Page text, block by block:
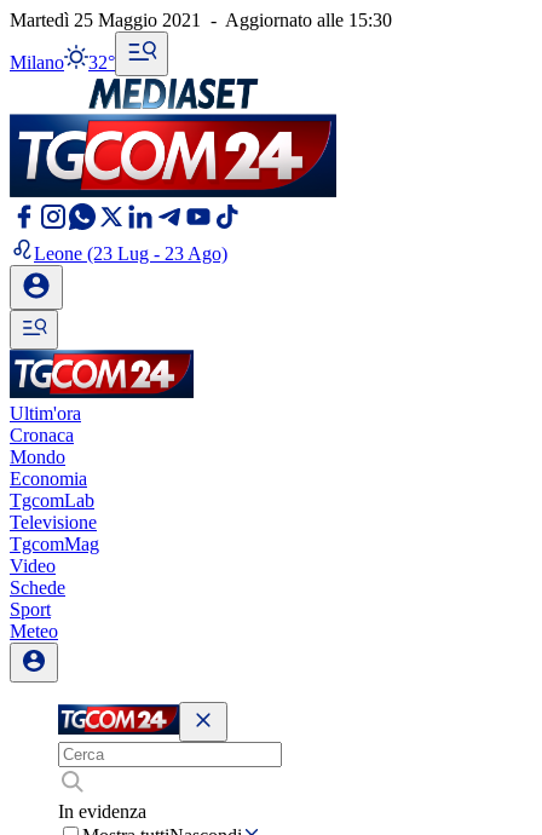
Martedì 25 Maggio 2021 - Aggiornato alle 15:30
Milano 32°
Leone (23 Lug - 23 Ago)
Ultim'ora
Cronaca
Mondo
Economia
TgcomLab
Televisione
TgcomMag
Video
Schede
Sport
Meteo
In evidenza